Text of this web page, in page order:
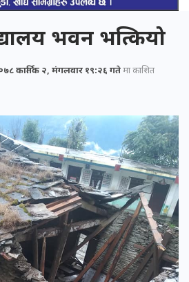
भवन भत्कियो
कार्तिक २, मंगलवार १९:२६ गतेमा प्रकाशित